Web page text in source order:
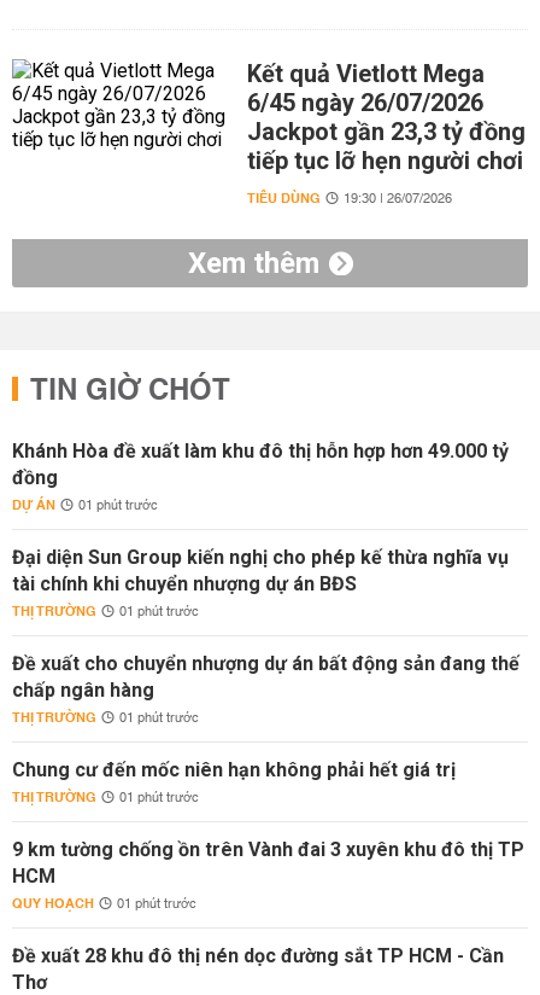
Kết quả Vietlott Mega
6/45 ngày 26/07/2026
Jackpot gần 23,3 tỷ đồng
tiếp tục lỡ hẹn người chơi
TIÊU DÙNG 19:30 | 26/07/2026
Xem thêm
TIN GIỜ CHÓT
Khánh Hòa đề xuất làm khu đô thị hỗn hợp hơn 49.000 tỷ
đồng
DỰ ÁN 01 phút trước
Đại diện Sun Group kiến nghị cho phép kế thừa nghĩa vụ
tài chính khi chuyển nhượng dự án BĐS
THỊ TRƯỜNG 01 phút trước
Đề xuất cho chuyển nhượng dự án bất động sản đang thế
chấp ngân hàng
THỊ TRƯỜNG 01 phút trước
Chung cư đến mốc niên hạn không phải hết giá trị
THỊ TRƯỜNG 01 phút trước
9 km tường chống ồn trên Vành đai 3 xuyên khu đô thị TP
HCM
QUY HOẠCH 01 phút trước
Đề xuất 28 khu đô thị nén dọc đường sắt TP HCM - Cần
Thơ